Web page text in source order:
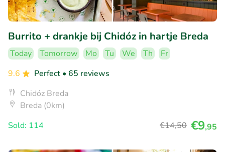
Burrito + drankje bij Chidóz in hartje Breda
Today Tomorrow Mo Tu We Th
Fr
9.6
Perfect • 65 reviews
Chidóz Breda
Breda (0km)
Sold: 114
€14,50 €9,95